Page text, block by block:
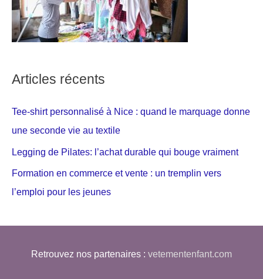
Articles récents
Tee-shirt personnalisé à Nice : quand le marquage donne
une seconde vie au textile
Legging de Pilates: l’achat durable qui bouge vraiment
Formation en commerce et vente : un tremplin vers
l’emploi pour les jeunes
Retrouvez nos partenaires : vetementenfant.com